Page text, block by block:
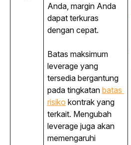
Anda, margin Anda
dapat terkuras
dengan cepat.
Batas maksimum
leverage yang
tersedia bergantung
pada tingkatan batas
risiko kontrak yang
terkait. Mengubah
leverage juga akan
memengaruhi